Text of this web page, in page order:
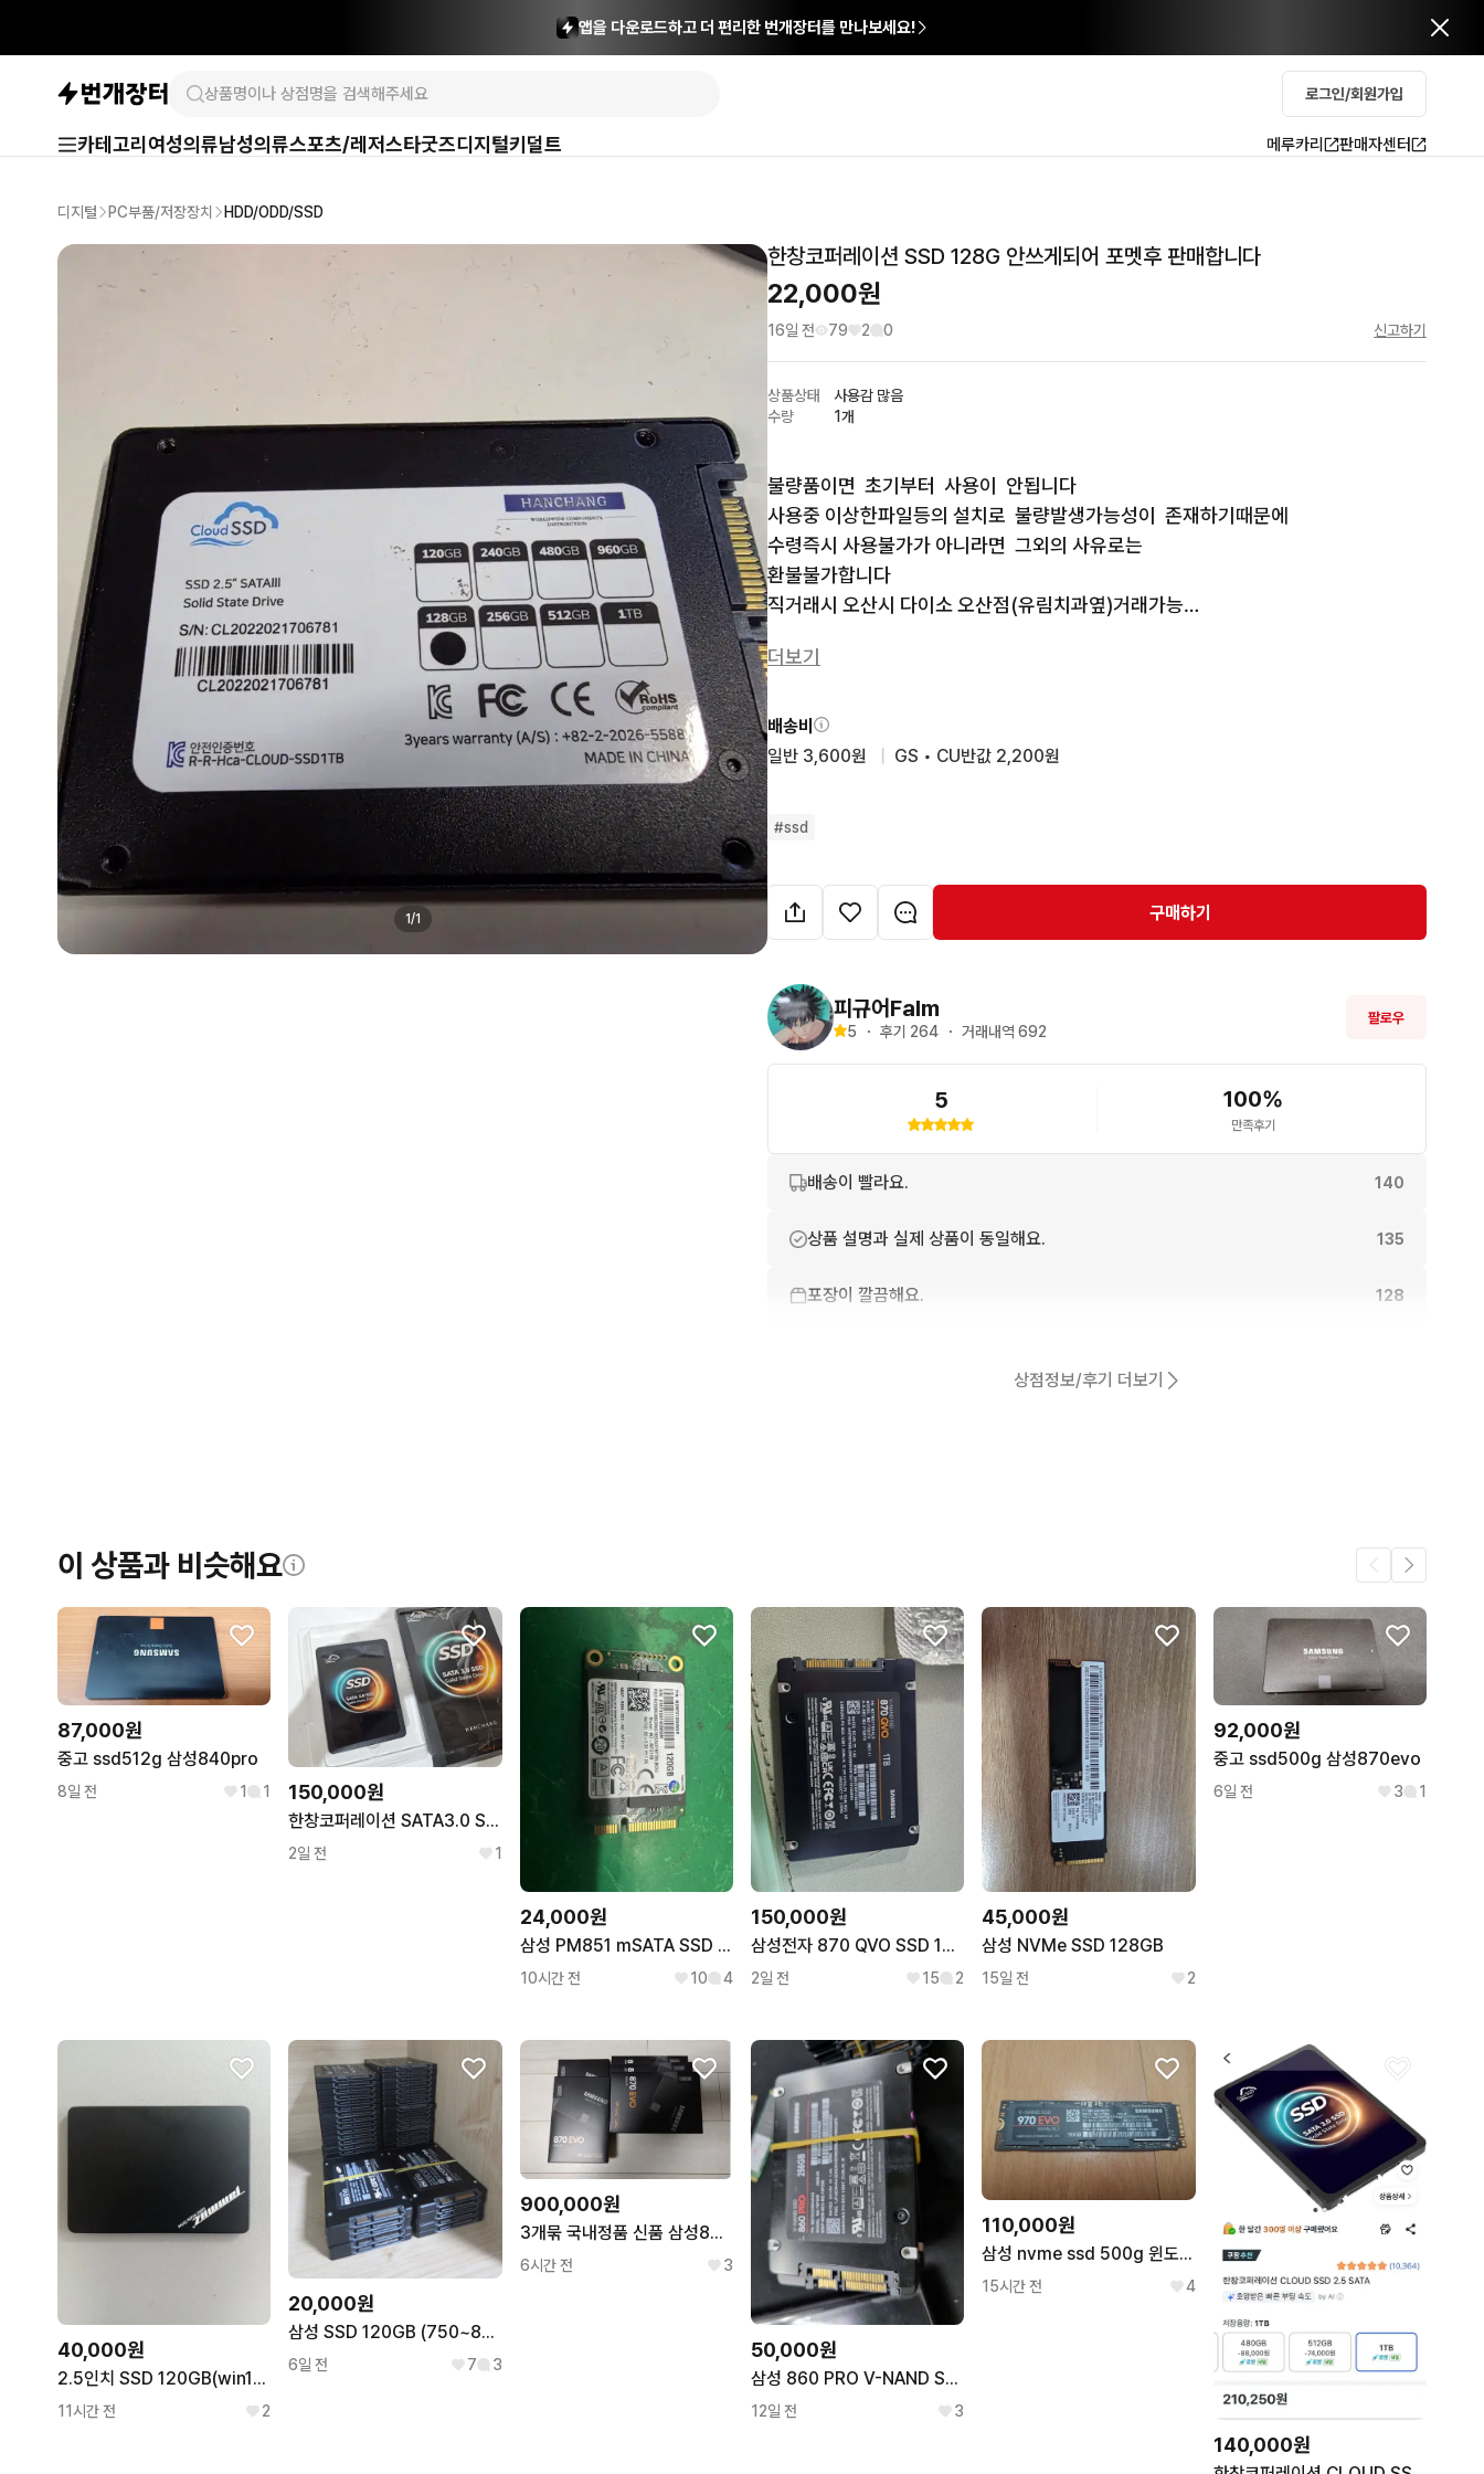
앱을 다운로드하고 더 편리한 번개장터를 만나보세요!
로그인/회원가입
카테고리 여성의류남성의류스포츠/레저스타굿즈디지털키덜트 메루카리 판매자센터
디지털 PC부품/저장장치 HDD/ODD/SSD
1/1
한창코퍼레이션 SSD 128G 안쓰게되어 포멧후 판매합니다
22,000원
16일 전 79 2 0 신고하기
상품상태
사용감 많음
수량
1개
불량품이면  초기부터  사용이  안됩니다
사용중 이상한파일등의 설치로  불량발생가능성이  존재하기때문에
수령즉시 사용불가가 아니라면  그외의 사유로는
환불불가합니다
직거래시 오산시 다이소 오산점(유림치과옆)거래가능
SSD는 뾱뾱이 포장되어배송됩니다
할인권등사용으로인해 표기되는배송비는 200 원정도 적게표기될수 잇습니다
더보기
배송비
일반 3,600원
GS • CU반값 2,200원
#ssd
구매하기
피규어Falm
5 ・ 후기 264 ・ 거래내역 692
팔로우
5 100%
만족후기
배송이 빨라요. 140
상품 설명과 실제 상품이 동일해요. 135
포장이 깔끔해요. 128
무리한 네고를 하지 않아요. 1
꼭 필요한 문의만 해요. 1
상점정보/후기 더보기
이 상품과 비슷해요
87,000원
중고 ssd512g 삼성840pro
8일 전 1 1 150,000원
한창코퍼레이션 SATA3.0 SSD 1TB
2일 전 1
24,000원
삼성 PM851 mSATA SSD 128GB 정상작동 / 2EA
10시간 전 10 4
150,000원
삼성전자 870 QVO SSD 1TB
2일 전 15 2
45,000원
삼성 NVMe SSD 128GB
15일 전 2
92,000원
중고 ssd500g 삼성870evo
6일 전 3 1
40,000원
2.5인치 SSD 120GB(win11정품)
11시간 전 2
20,000원
삼성 SSD 120GB (750~850)
6일 전 7 3
900,000원
3개묶 국내정품 신품 삼성870EVO500 SSD2.5인치 미개봉 새제품
6시간 전 3
50,000원
삼성 860 PRO V-NAND SSD 256GB
12일 전 3
110,000원
삼성 nvme ssd 500g 윈도우11 설치
15시간 전 4
140,000원